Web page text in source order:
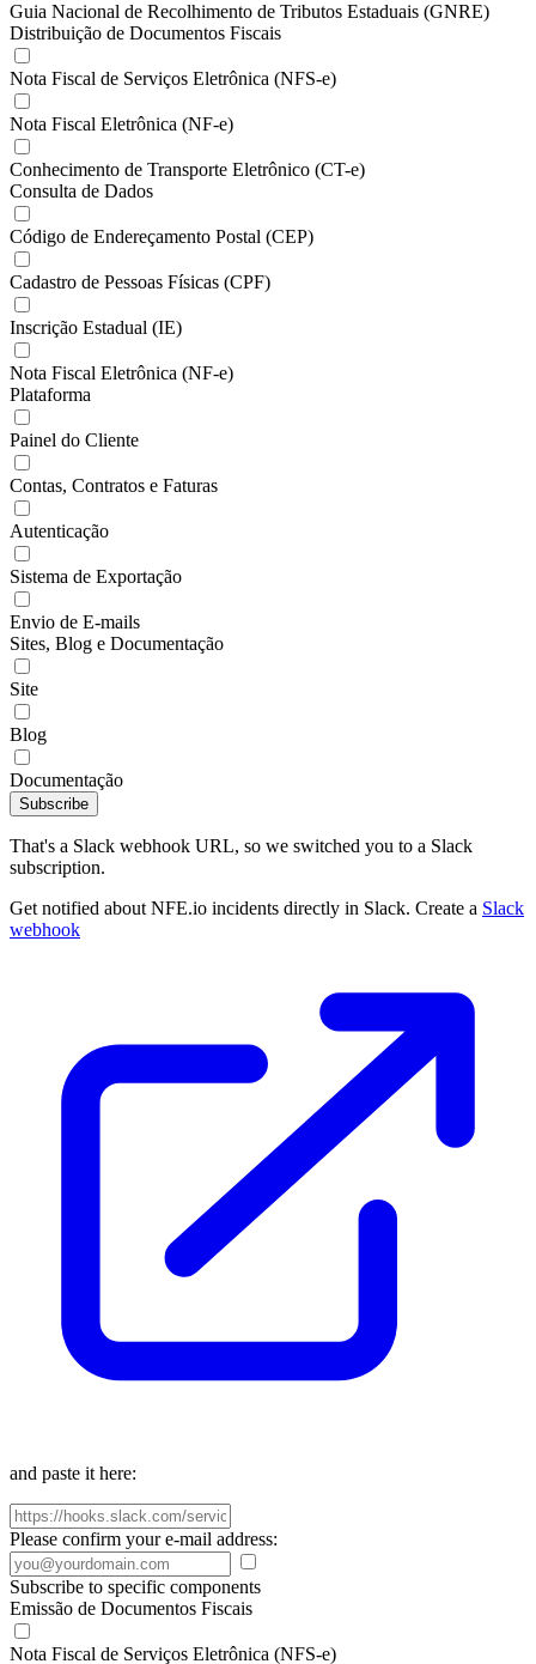
Guia Nacional de Recolhimento de Tributos Estaduais (GNRE)
Distribuição de Documentos Fiscais
Nota Fiscal de Serviços Eletrônica (NFS-e)
Nota Fiscal Eletrônica (NF-e)
Conhecimento de Transporte Eletrônico (CT-e)
Consulta de Dados
Código de Endereçamento Postal (CEP)
Cadastro de Pessoas Físicas (CPF)
Inscrição Estadual (IE)
Nota Fiscal Eletrônica (NF-e)
Plataforma
Painel do Cliente
Contas, Contratos e Faturas
Autenticação
Sistema de Exportação
Envio de E-mails
Sites, Blog e Documentação
Site
Blog
Documentação
Subscribe
That's a Slack webhook URL, so we switched you to a Slack
subscription.
Get notified about NFE.io incidents directly in Slack. Create a Slack
webhook
and paste it here:
Please confirm your e-mail address:
Subscribe to specific components
Emissão de Documentos Fiscais
Nota Fiscal de Serviços Eletrônica (NFS-e)